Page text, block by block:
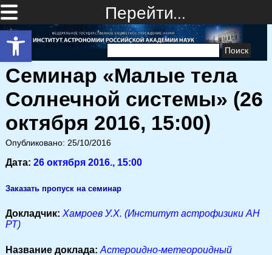
Открыть панель инструментов
Перейти…
Найти:
Семинар «Малые тела
Солнечной системы» (26
октября 2016, 15:00)
Опубликовано: 25/10/2016
Дата: 26 октября 2016., 15:00
Заказать пропуск на семинар
Докладчик: Хамроев У.Х. (Институт астрофизики АН
РТ)
Название доклада: Астероидно-метеороидный